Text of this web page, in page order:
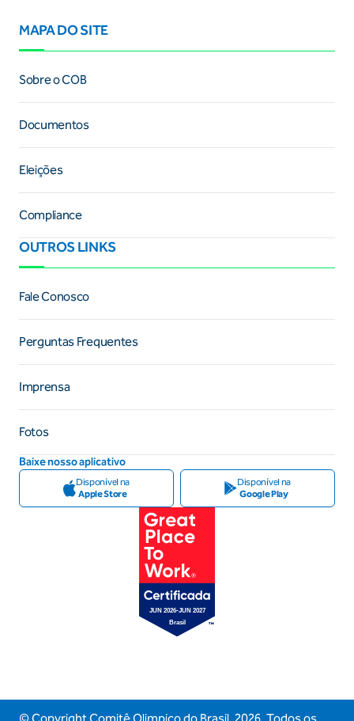
MAPA DO SITE
Sobre o COB
Documentos
Eleições
Compliance
OUTROS LINKS
Fale Conosco
Perguntas Frequentes
Imprensa
Fotos
Baixe nosso aplicativo
Disponível na
Apple Store
Disponível na
Google Play